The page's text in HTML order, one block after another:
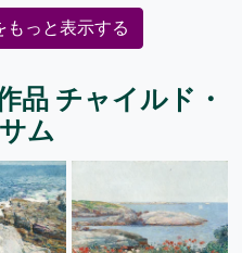
もっと表示する
品 チャイルド・
ム